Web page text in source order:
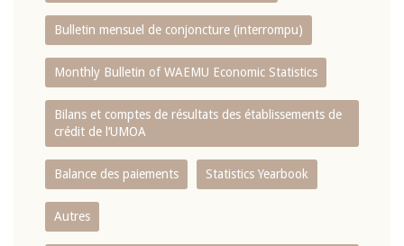
Bulletin mensuel de conjoncture (interrompu)
Monthly Bulletin of WAEMU Economic Statistics
Bilans et comptes de résultats des établissements de
crédit de l‘UMOA
Balance des paiements Statistics Yearbook
Autres